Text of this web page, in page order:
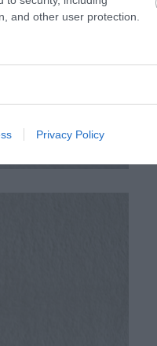
and other user protection.
Privacy Policy